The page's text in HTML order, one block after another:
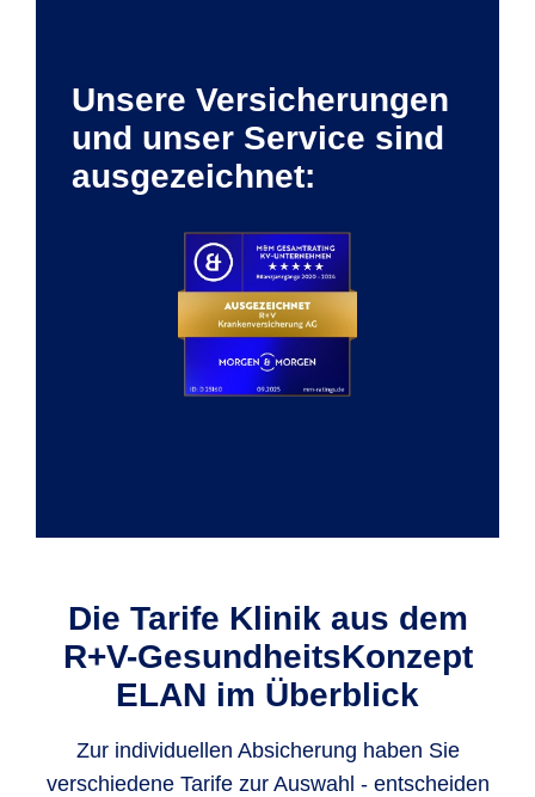
Unsere Versicherungen
und unser Service sind
ausgezeichnet:
Die Tarife Klinik aus dem
R+V-GesundheitsKonzept
ELAN im Überblick
Zur individuellen Absicherung haben Sie
verschiedene Tarife zur Auswahl - entscheiden